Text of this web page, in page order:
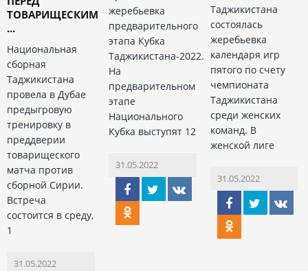
ТОВАРИЩЕСКИМ
...
Национальная
сборная
Таджикистана
провела в Дубае
предыгровую
тренировку в
преддверии
товарищеского
матча против
сборной Сирии.
Встреча
состоится в среду,
1
31.05.2022
жеребьевка
предварительного
этапа Кубка
Таджикистана-2022.
На
предварительном
этапе
Национального
Кубка выступят 12
31.05.2022
Таджикистана
состоялась
жеребьевка
календаря игр
пятого по счету
чемпионата
Таджикистана
среди женских
команд. В
женской лиге
31.05.2022